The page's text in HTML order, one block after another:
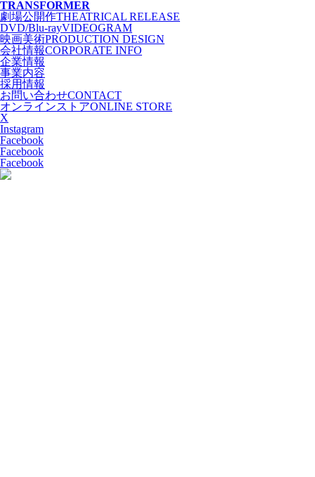
TRANSFORMER
劇場公開作THEATRICAL RELEASE
DVD/Blu-rayVIDEOGRAM
映画美術PRODUCTION DESIGN
会社情報CORPORATE INFO
企業情報
事業内容
採用情報
お問い合わせCONTACT
オンラインストアONLINE STORE
X
Instagram
Facebook
Facebook
Facebook